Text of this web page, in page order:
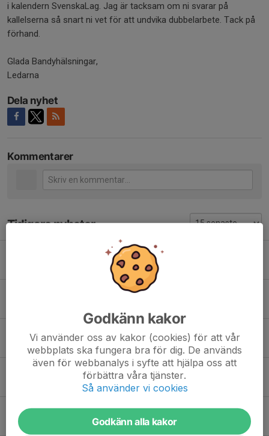
i kalendern SvenskaLag. Jag är tacksam om ni svarar på
kallelserna så snart ni vet för att undvika dubbelarbete. Tack på
förhand.
Glada Bandyhälsningar,
Ledarna
Dela nyhet
Kommentarer
Tidigare nyheter
Uppdatering inför hösten 2026
0
Kakservice Cup P14
Inför föräldramötet 16/10
12 okt 2025
Inventering av tröjor
17 sep 2025
Nu börjar säsongen 25/26
0
Godkänn kakor
Vi använder oss av kakor (cookies) för att vår
webbplats ska fungera bra för dig. De används
även för webbanalys i syfte att hjälpa oss att
förbättra våra tjänster.
Så använder vi cookies
Godkänn alla kakor